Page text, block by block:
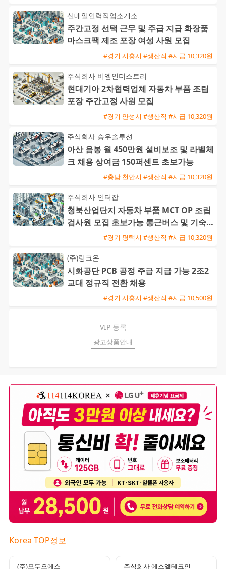
신매일인력직업소개소
주간고정 선택 근무 및 주급 지급 화장품
마스크팩 제조 포장 여성 사원 모집
#경기 시흥시 #생산직 #시급 10,320원
주식회사 비엠인더스트리
현대기아 2차협력업체 자동차 부품 조립
포장 주간고정 사원 모집
#경기 안성시 #생산직 #시급 10,320원
주식회사 승우솔루션
아산 음봉 월 450만원 설비보조 및 라벨체
크 채용 상여금 150퍼센트 초보가능
#충남 천안시 #생산직 #시급 10,320원
주식회사 인터잡
청북산업단지 자동차 부품 MCT OP 조립
검사원 모집 초보가능 통근버스 및 기숙사
#경기 평택시 #생산직 #시급 10,320원
(주)링크온
시화공단 PCB 공정 주급 지급 가능 2조2
교대 정규직 전환 채용
#경기 시흥시 #생산직 #시급 10,500원
VIP 등록
광고상품안내
Korea TOP정보
(주)모두오에스 주식회사 에스엘테크인